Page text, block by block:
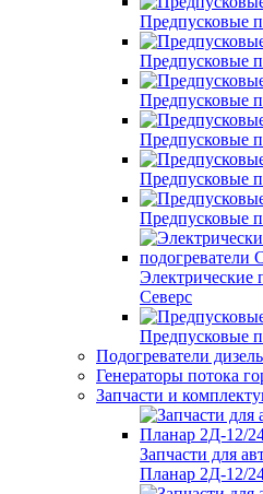
Предпусковые
Предпусковые
Предпусковые
Предпусковые
Предпусковые
Предпусковые
Электрические
Северс
Предпусковые
Подогреватели
Генераторы потока
Запчасти и
Запчасти для
Планар 2Д-12/